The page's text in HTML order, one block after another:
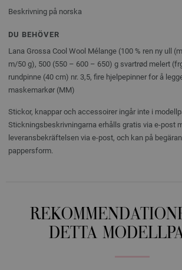
Beskrivning på norska
DU BEHÖVER
Lana Grossa Cool Wool Mélange (100 % ren ny ull
m/50 g), 500 (550 – 600 – 650) g svartrød melert
rundpinne (40 cm) nr. 3,5, fire hjelpepinner for å
maskemarkør (MM)
Stickor, knappar och accessoirer ingår inte i
Stickningsbeskrivningarna erhålls gratis via e-post
leveransbekräftelsen via e-post, och kan på
pappersform.
DETTA